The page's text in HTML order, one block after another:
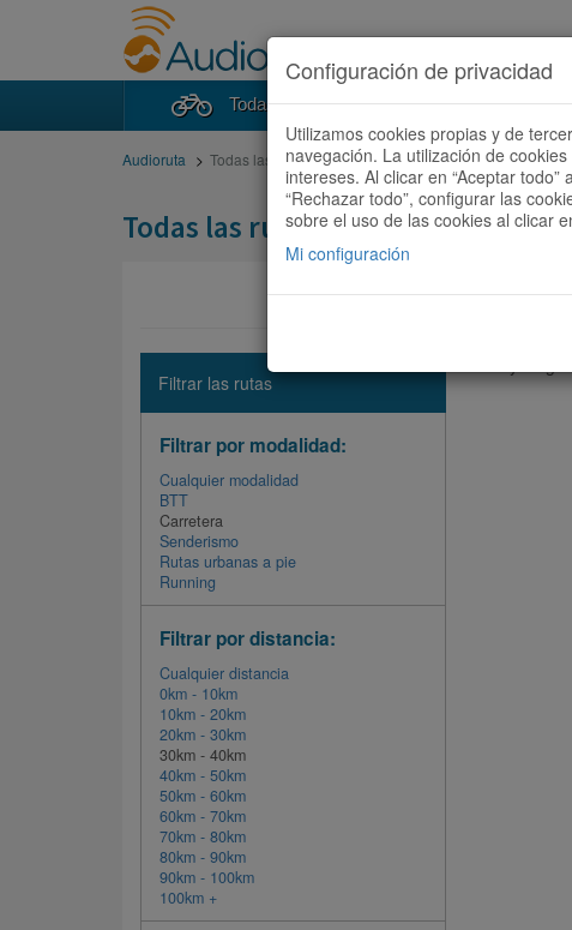
Todas las rutas Buscador
Audioruta Todas las rutas
Todas las rutas
Filtrar las rutas
Filtrar por modalidad:
Cualquier modalidad
BTT
Carretera
Senderismo
Rutas urbanas a pie
Running
Filtrar por distancia:
Cualquier distancia
0km - 10km
10km - 20km
20km - 30km
30km - 40km
40km - 50km
50km - 60km
60km - 70km
70km - 80km
80km - 90km
90km - 100km
100km +
Configuración de privacidad
Utilizamos cookies propias y de
navegación. La utilización de
intereses. Al clicar en “Aceptar
“Rechazar todo”, configurar las
sobre el uso de las cookies al clicar
Mi configuración